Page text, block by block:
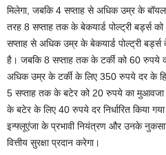
मिलेगा, जबकि 4 सप्ताह से अधिक उम्र के
तरह 8 सप्ताह तक के बेकयार्ड पोल्ट्री बर्ड्स
सप्ताह से अधिक उम्र के बेकयार्ड पोल्ट्री बर्ड्स
है। जबकि 8 सप्ताह तक के टर्की को 60 रुपये
अधिक उम्र के टर्की के लिए 350 रुपये दर के
5 सप्ताह तक के बटेर को 20 रुपये का मुआवजा
के बटेर के लिए 40 रुपये दर निर्धारित किया
इन्फ्लूएंजा के प्रभावी नियंत्रण और उनके
वित्तीय सुरक्षा प्रदान करेगा।